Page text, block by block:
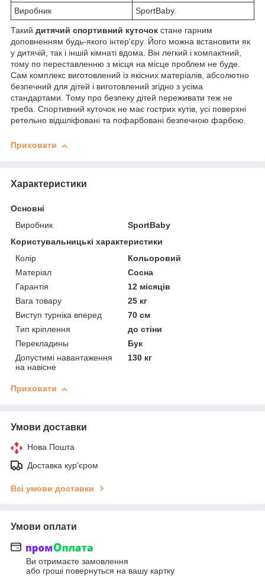
Виробник SportBaby.
Такий дитячий спортивний куточок стане гарним
доповненням будь-якого інтер'єру. Його можна встановити як
у дитячій, так і іншій кімнаті вдома. Він легкий і компактний,
тому по переставленню з місця на місце проблем не буде.
Сам комплекс виготовлений із якісних матеріалів, абсолютно
безпечний для дітей і виготовлений згідно з усіма
стандартами. Тому про безпеку дітей переживати теж не
треба. Спортивний куточок не має гострих кутів, усі поверхні
ретельно відшліфовані та пофарбовані безпечною фарбою.
Приховати
Характеристики
Основні
Виробник
SportBaby
Користувальницькі характеристики
Колір
Кольоровий
Матеріал
Сосна
Гарантія
12 місяців
Вага товару
25 кг
Виступ турніка вперед
70 см
Тип кріплення
до стіни
Перекладины
Бук
Допустимі навантаження
на навісне
130 кг
Приховати
Умови доставки
Нова Пошта
Доставка кур'єром
Всі умови доставки
Умови оплати
Ви отримаєте замовлення
або гроші повернуться на вашу картку